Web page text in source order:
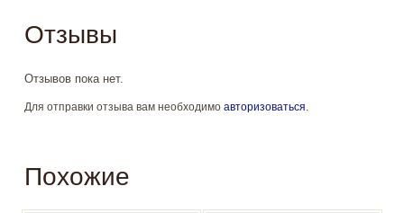
Отзывы
Отзывов пока нет.
Для отправки отзыва вам необходимо авторизоваться.
Похожие